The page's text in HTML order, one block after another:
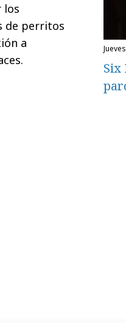
los
de perritos
a
Six